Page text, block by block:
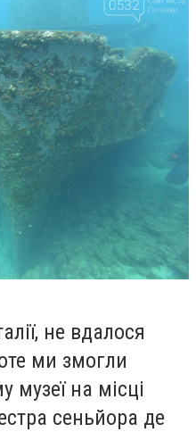
не вдалося
ми змогли
музеї на місці
сеньйора де